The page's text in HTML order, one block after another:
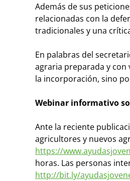
Además de sus
relacionadas con la
tradicionales y una
En palabras del
agraria preparada y
la incorporación, sino
Webinar informativo
Ante la reciente
agricultores y nuevos
https://
horas. Las personas
http://bit.ly/